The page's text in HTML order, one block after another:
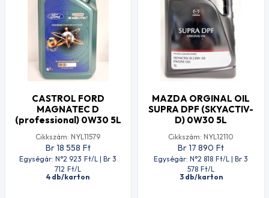
CASTROL FORD
MAGNATEC D
(professional) 0W30 5L
Cikkszám: NYL11579
Br 18 558 Ft
Egységár: N°2 923 Ft/L | Br 3
712 Ft/L
4 db/karton
MAZDA ORGINAL OIL
SUPRA DPF (SKYACTIV-
D) 0W30 5L
Cikkszám: NYL12110
Br 17 890 Ft
Egységár: N°2 818 Ft/L | Br 3
578 Ft/L
3 db/karton